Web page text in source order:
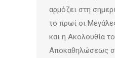
αρμόζει στη
το πρωί οι
και η Ακολουθία
Αποκαθηλώσεως